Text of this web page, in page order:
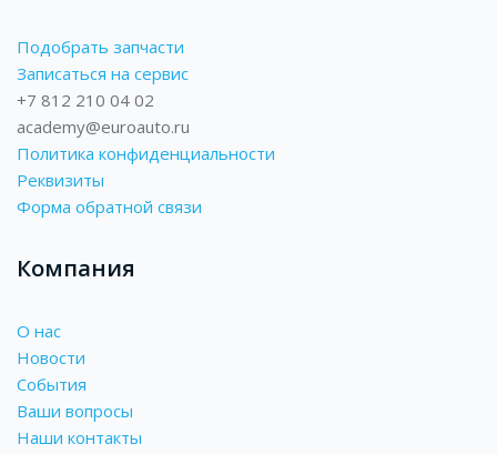
Подобрать запчасти
Записаться на сервис
+7 812 210 04 02
academy@euroauto.ru
Политика конфиденциальности
Реквизиты
Форма обратной связи
Компания
О нас
Новости
События
Ваши вопросы
Наши контакты